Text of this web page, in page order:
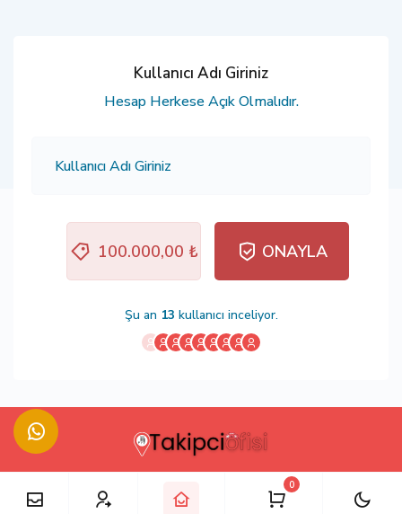
0
Kullanıcı Adı Giriniz
Hesap Herkese Açık Olmalıdır.
100.000,00 ₺ ONAYLA
Şu an 13 kullanıcı inceliyor.